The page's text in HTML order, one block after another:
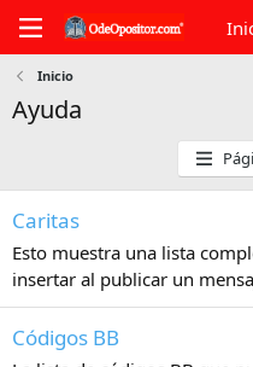
Inicio
Ayuda
Caritas
Esto muestra una lista
insertar al publicar un
Códigos BB